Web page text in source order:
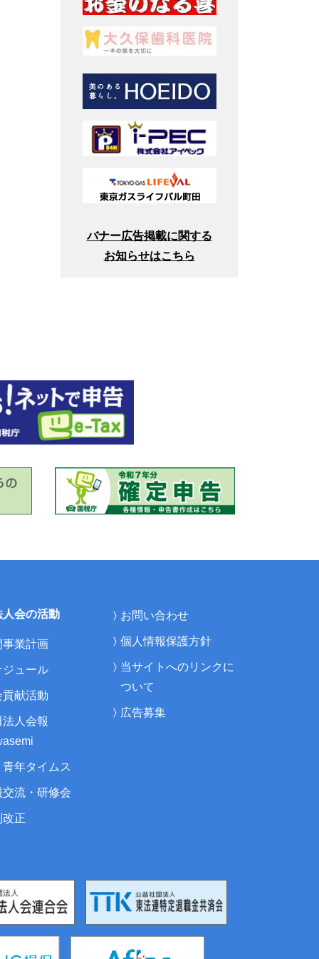
バナー広告掲載に関する
お知らせはこちら
人会の活動
事業計画
ジュール
貢献活動
人会報
年タイムス
交流・研修会
改正
お問い合わせ
個人情報保護方針
当サイトへのリンクに
ついて
広告募集